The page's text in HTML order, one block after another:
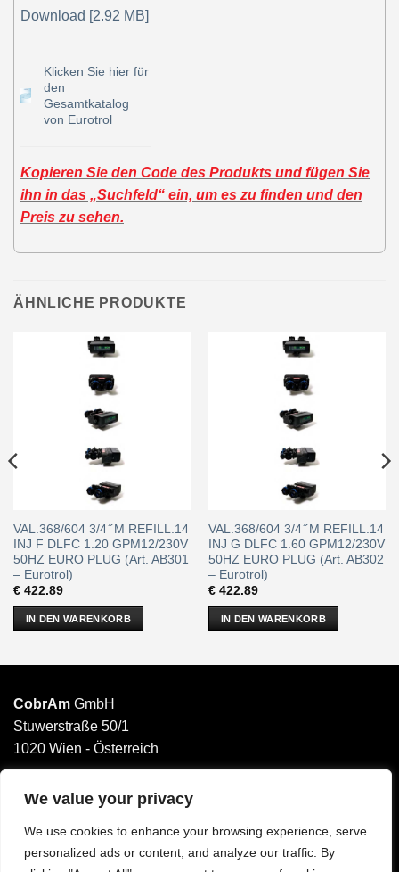
We value your privacy
We use cookies to enhance your browsing experience, serve
personalized ads or content, and analyze our traffic. By
Download [2.92 MB]
Klicken Sie hier für
den
Gesamtkatalog
von Eurotrol
Kopieren Sie den Code des Produkts und fügen Sie
ihn in das „Suchfeld“ ein, um es zu finden und den
Preis zu sehen.
ÄHNLICHE PRODUKTE
VAL.368/604 3/4 ̋ M REFILL.14
INJ F DLFC 1.20 GPM12/230V
50HZ EURO PLUG (Art. AB301
– Eurotrol)
€422.89
IN DEN WARENKORB
VAL.368/604 3/4 ̋ M REFILL.14
INJ G DLFC 1.60 GPM12/230V
50HZ EURO PLUG (Art. AB302
– Eurotrol)
€422.89
IN DEN WARENKORB
CobrAm GmbH
Stuwerstraße 50/1
1020 Wien - Österreich
______________________
Email: office@cobram.gmbh
Impressum
AGB